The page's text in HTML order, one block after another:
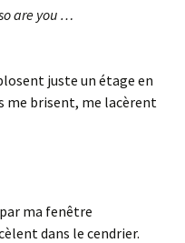
are you …
juste un étage en
me brisent, me lacèrent
ma fenêtre
dans le cendrier.